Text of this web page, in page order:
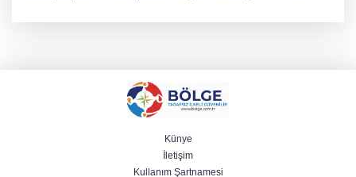
Künye
İletişim
Kullanım Şartnamesi